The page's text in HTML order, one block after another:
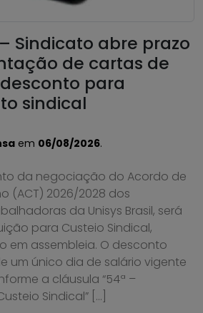
Sindicato abre prazo
de cartas de
para
sindical
em 06/08/2026.
da negociação do Acordo de
(ACT) 2026/2028 dos
da Unisys Brasil, será
para Custeio Sindical,
em assembleia. O desconto
um único dia de salário vigente
a cláusula “54ª –
Sindical” […]